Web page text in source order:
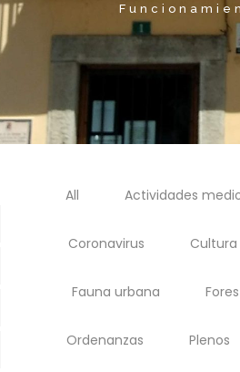
All Actividades
Coronavirus Cultura
Fauna urbana
Ordenanzas Plenos